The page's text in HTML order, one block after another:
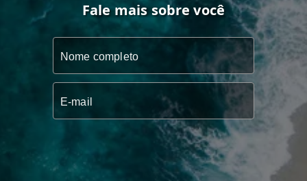
Fale mais sobre você